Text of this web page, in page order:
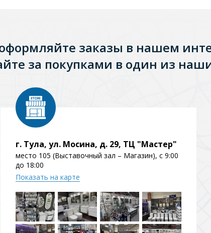
заказы в нашем
за покупками в один из
г. Тула, ул. Мосина, д. 29, ТЦ "Мастер"
место 105 (Выставочный зал – Магазин), с 9:00
до 18:00
Показать на карте